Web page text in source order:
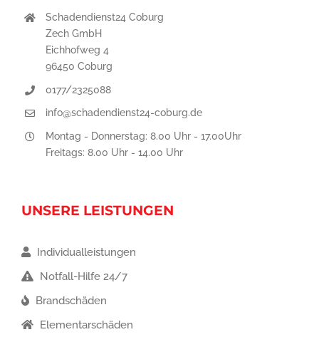
Schadendienst24 Coburg
Zech GmbH
Eichhofweg 4
96450 Coburg
0177/2325088
info@schadendienst24-coburg.de
Montag - Donnerstag: 8.00 Uhr - 17.00Uhr
Freitags: 8.00 Uhr - 14.00 Uhr
UNSERE LEISTUNGEN
Individualleistungen
Notfall-Hilfe 24/7
Brandschäden
Elementarschäden